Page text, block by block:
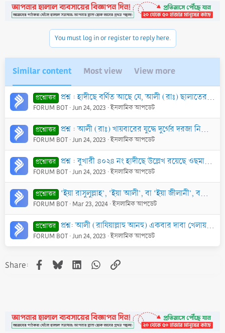
You must log in or register to reply here.
Similar content Most view View more
প্রশ্নোত্তর প্রশ্ন : হাদীছে বর্ণিত আছে যে, আলী (রাঃ) ছালাতের রুকূ অবস্থায় তার হাতের আংটিটি ছাদাক্বা করলে সূরা মায়েদার একটি আয়াত নাযিল হয়। বর্ণনাটির সত্যতা জানতে চ
FORUM BOT Jun 24, 2023 ইসলামিক আপডেট
প্রশ্নোত্তর প্রশ্ন : আলী (রাঃ) খায়বারের যুদ্ধে দুর্গের দরজা নিজের হাতে তুলে নেন এবং সেটাকেই ঢাল হিসাবে ব্যবহার করতে করতে এগিয়ে যান। দরজাটি এত ভারী ছিল যে, পরবর্তী
FORUM BOT Jun 24, 2023 ইসলামিক আপডেট
প্রশ্নোত্তর প্রশ্ন : বুখারী ৪০২৪ নং হাদীছে উল্লেখ রয়েছে ওছমান (রাঃ)-এর হত্যাকান্ডের পর আর কোন বদরী ছাহাবী জীবিত ছিলেন না। কিন্তু ইতিহাসে প্রমাণিত যে আলী (রাঃ) চতূ
FORUM BOT Jun 24, 2023 ইসলামিক আপডেট
প্রশ্নোত্তর ‘ইয়া রাসুলুল্লাহ’, ‘ইয়া আলী’, বা ‘ইয়া জীলানী’, বলা বৈধ কি?
FORUM BOT Mar 23, 2024 ইসলামিক আপডেট
প্রশ্নোত্তর প্রশ্ন: আলী (রাযিয়াল্লাহু আনহু) একবার দাবা খেলায় রত কিছু মানুষের পাশ দিয়ে যাওয়ার সময় বললেন, এই মুর্তিগুলো কী, যাদের সামনে তোমরা বসে আছ? এগুলো স্পর্শ ক
FORUM BOT Jun 24, 2023 ইসলামিক আপডেট
Share: Facebook
BlueskyLinkedInWhatsApp
Link